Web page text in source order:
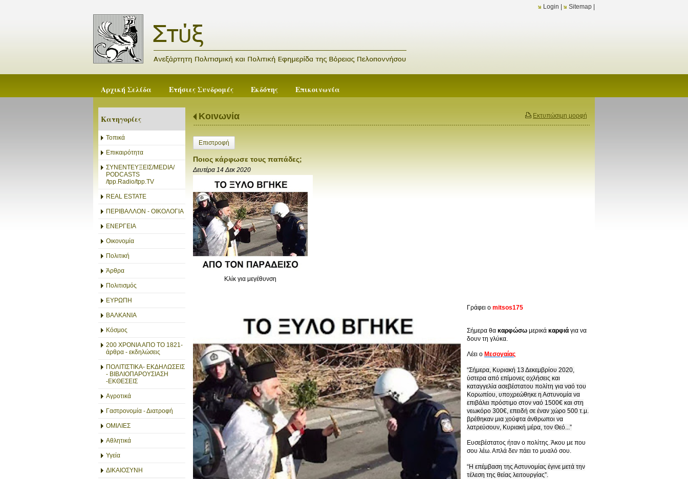
Login Sitemap
Αρχική Σελίδα Ετήσιες Συνδρομές Εκδότης Επικοινωνία
Κατηγορίες
Τοπικά
Επικαιρότητα
ΣΥΝΕΝΤΕΥΞΕΙΣ/MEDIA/
PODCASTS
/tpp.Radio/tpp.TV
REAL ESTATE
ΠΕΡΙΒΑΛΛΟΝ - ΟΙΚΟΛΟΓΙΑ
ΕΝΕΡΓΕΙΑ
Οικονομία
Πολιτική
Άρθρα
Πολιτισμός
ΕΥΡΩΠΗ
ΒΑΛΚΑΝΙΑ
Κόσμος
200 ΧΡΟΝΙΑ ΑΠΟ ΤΟ 1821-
άρθρα - εκδηλώσεις
ΠΟΛΙΤΙΣΤΙΚΑ- ΕΚΔΗΛΩΣΕΙΣ
- ΒΙΒΛΙΟΠΑΡΟΥΣΙΑΣΗ
-ΕΚΘΕΣΕΙΣ
Αγροτικά
Γαστρονομία - Διατροφή
ΟΜΙΛΙΕΣ
Αθλητικά
Υγεία
ΔΙΚΑΙΟΣΥΝΗ
Εκτυπώσιμη μορφή
Κοινωνία
Επιστροφή
Ποιος κάρφωσε τους παπάδες;
Δευτέρα 14 Δεκ 2020
Κλίκ για μεγέθυνση
Γράφει ο mitsos175
Σήμερα θα καρφώσω μερικά καρφιά για να
δουν τη γλύκα.
Λέει ο Μεσογαίας
“Σήμερα, Κυριακή 13 Δεκεμβρίου 2020,
ύστερα από επίμονες οχλήσεις και
καταγγελία ασεβέστατου πολίτη για ναό του
Κορωπίου, υποχρεώθηκε η Αστυνομία να
επιβάλει πρόστιμο στον ναό 1500€ και στη
νεωκόρο 300€, επειδή σε έναν χώρο 500 τ.μ.
βρέθηκαν μια χούφτα άνθρωποι να
λατρεύσουν, Κυριακή μέρα, τον Θεό...”
Ευσεβέστατος ήταν ο πολίτης. Άκου με που
σου λέω. Απλά δεν πάει το μυαλό σου.
“Η επέμβαση της Αστυνομίας έγινε μετά την
τέλεση της θείας λειτουργίας”.